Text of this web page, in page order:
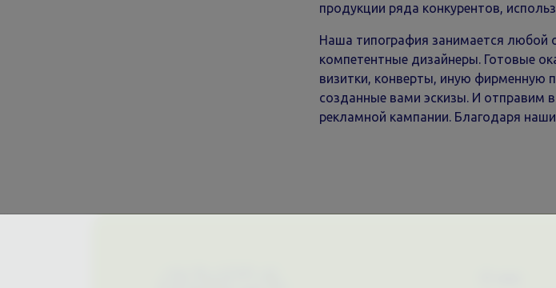
продукции ряда конкурентов,
Наша типография занимается любой
компетентные дизайнеры. Готовые
визитки, конверты, иную фирменную
созданные вами эскизы. И отправим
рекламной кампании. Благодаря